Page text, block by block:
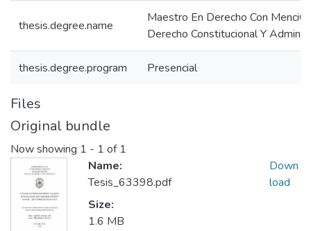
thesis.degree.name
Maestro En Derecho Con
Derecho Constitucional Y
thesis.degree.program Presencial
Files
Original bundle
Now showing 1 - 1 of 1
Name:
Tesis_63398.pdf
Size:
1.6 MB
Down
load